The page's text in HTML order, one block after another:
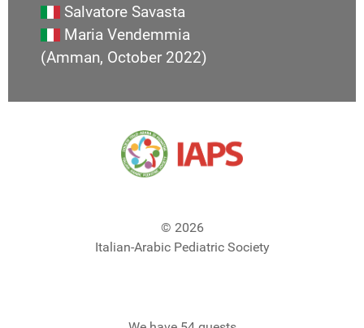
Salvatore Savasta
Maria Vendemmia
(Amman, October 2022)
© 2026
Italian-Arabic Pediatric Society